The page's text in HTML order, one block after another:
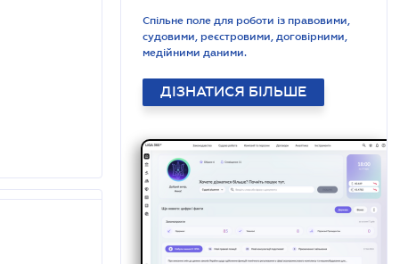
Спільне поле для роботи із правовими,
судовими, реєстровими, договірними,
медійними даними.
ДІЗНАТИСЯ БІЛЬШЕ